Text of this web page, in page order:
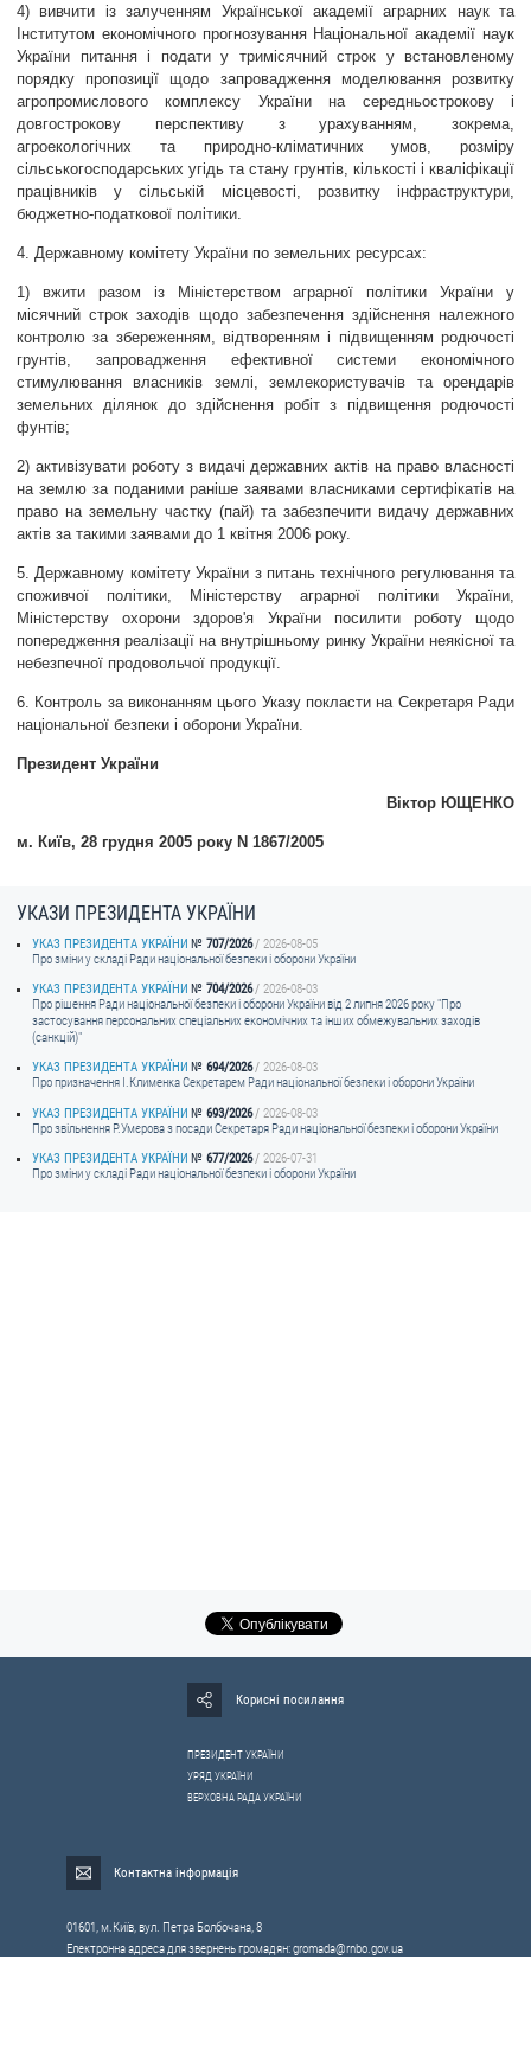
4) вивчити із залученням Української академії аграрних наук та
Інститутом економічного прогнозування Національної академії наук
України питання і подати у тримісячний строк у встановленому
порядку пропозиції щодо запровадження моделювання розвитку
агропромислового комплексу України на середньострокову і
довгострокову перспективу з урахуванням, зокрема,
агроекологічних та природно-кліматичних умов, розміру
сільськогосподарських угідь та стану грунтів, кількості і кваліфікації
працівників у сільській місцевості, розвитку інфраструктури,
бюджетно-податкової політики.
4. Державному комітету України по земельних ресурсах:
1) вжити разом із Міністерством аграрної політики України у
місячний строк заходів щодо забезпечення здійснення належного
контролю за збереженням, відтворенням і підвищенням родючості
грунтів, запровадження ефективної системи економічного
стимулювання власників землі, землекористувачів та орендарів
земельних ділянок до здійснення робіт з підвищення родючості
фунтів;
2) активізувати роботу з видачі державних актів на право власності
на землю за поданими раніше заявами власниками сертифікатів на
право на земельну частку (пай) та забезпечити видачу державних
актів за такими заявами до 1 квітня 2006 року.
5. Державному комітету України з питань технічного регулювання та
споживчої політики, Міністерству аграрної політики України,
Міністерству охорони здоров'я України посилити роботу щодо
попередження реалізації на внутрішньому ринку України неякісної та
небезпечної продовольчої продукції.
6. Контроль за виконанням цього Указу покласти на Секретаря Ради
національної безпеки і оборони України.
Президент України
Віктор ЮЩЕНКО
м. Київ, 28 грудня 2005 року N 1867/2005
УКАЗИ ПРЕЗИДЕНТА УКРАЇНИ
УКАЗ ПРЕЗИДЕНТА УКРАЇНИ 707/2026
2026-08-05
Про зміни у складі Ради національної безпеки і оборони України
УКАЗ ПРЕЗИДЕНТА УКРАЇНИ
704/2026
2026-08-03
Про рішення Ради національної безпеки і оборони України від 2 липня 2026 року "Про
застосування персональних спеціальних економічних та інших обмежувальних заходів
(санкцій)"
УКАЗ ПРЕЗИДЕНТА УКРАЇНИ
694/2026
2026-08-03
Про призначення I.Клименка Секретарем Ради національної безпеки і оборони України
УКАЗ ПРЕЗИДЕНТА УКРАЇНИ
693/2026
2026-08-03
Про звільнення Р.Умєрова з посади Секретаря Ради національної безпеки і оборони України
УКАЗ ПРЕЗИДЕНТА УКРАЇНИ
677/2026
2026-07-31
Про зміни у складі Ради національної безпеки і оборони України
Корисні посилання
ПРЕЗИДЕНТ УКРАЇНИ
УРЯД УКРАЇНИ
ВЕРХОВНА РАДА УКРАЇНИ
Контактна інформація
01601, м.Київ, вул. Петра Болбочана, 8
Електронна адреса для звернень громадян:gromada@rnbo.gov.ua